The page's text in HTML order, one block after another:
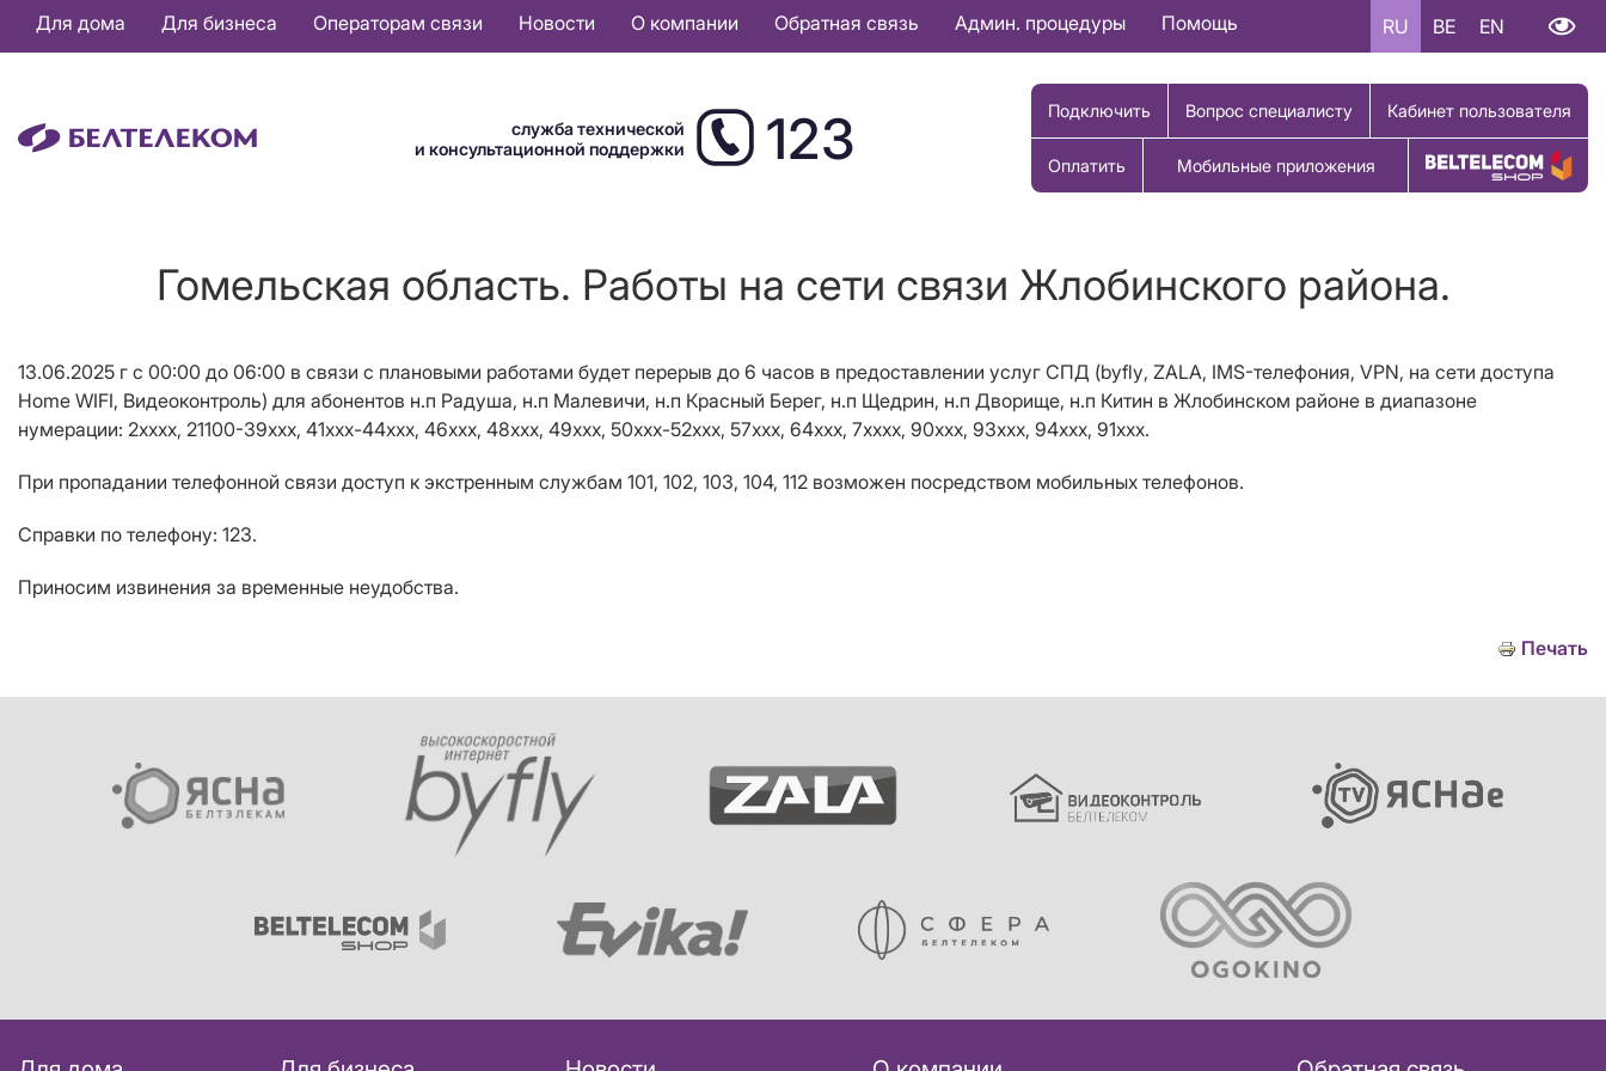
Основная
навигация
Для дома Для бизнеса Операторам связи Новости О компании Обратная связь Админ. процедуры Помощь RU BE EN
служба технической
и консультационной поддержки
123 Подключить Вопрос специалисту Кабинет пользователя
Оплатить Мобильные приложения Купить товар
Гомельская область. Работы на сети связи Жлобинского района.
13.06.2025 г с 00:00 до 06:00 в связи с плановыми работами будет перерыв до 6 часов в предоставлении услуг СПД (byfly, ZALA, IMS-телефония, VPN, на сети доступа
Home WIFI, Видеоконтроль) для абонентов н.п Радуша, н.п Малевичи, н.п Красный Берег, н.п Щедрин, н.п Дворище, н.п Китин в Жлобинском районе в диапазоне
нумерации: 2хххх, 21100-39ххх, 41xxx-44ххх, 46xxх, 48xxx, 49xxx, 50xxx-52xxx, 57ххх, 64xxx, 7хxxx, 90ххх, 93xxx, 94xxx, 91ххх.
При пропадании телефонной связи доступ к экстренным службам 101, 102, 103, 104, 112 возможен посредством мобильных телефонов.
Справки по телефону: 123.
Приносим извинения за временные неудобства.
Печать